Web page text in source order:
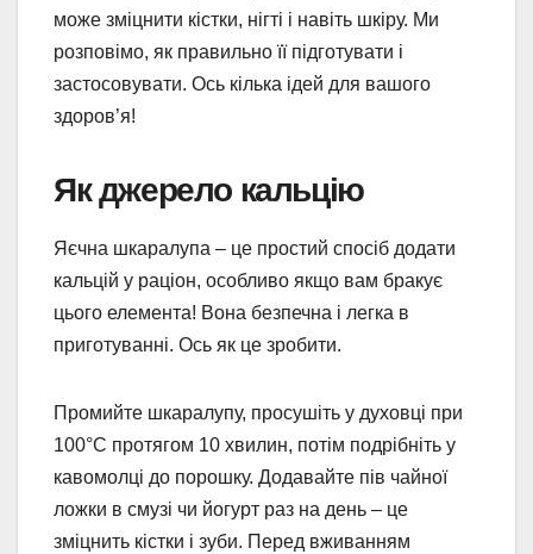
може зміцнити кістки, нігті і навіть шкіру. Ми
розповімо, як правильно її підготувати і
застосовувати. Ось кілька ідей для вашого
здоров’я!
Як джерело кальцію
Яєчна шкаралупа – це простий спосіб додати
кальцій у раціон, особливо якщо вам бракує
цього елемента! Вона безпечна і легка в
приготуванні. Ось як це зробити.
Промийте шкаралупу, просушіть у духовці при
100°C протягом 10 хвилин, потім подрібніть у
кавомолці до порошку. Додавайте пів чайної
ложки в смузі чи йогурт раз на день – це
зміцнить кістки і зуби. Перед вживанням